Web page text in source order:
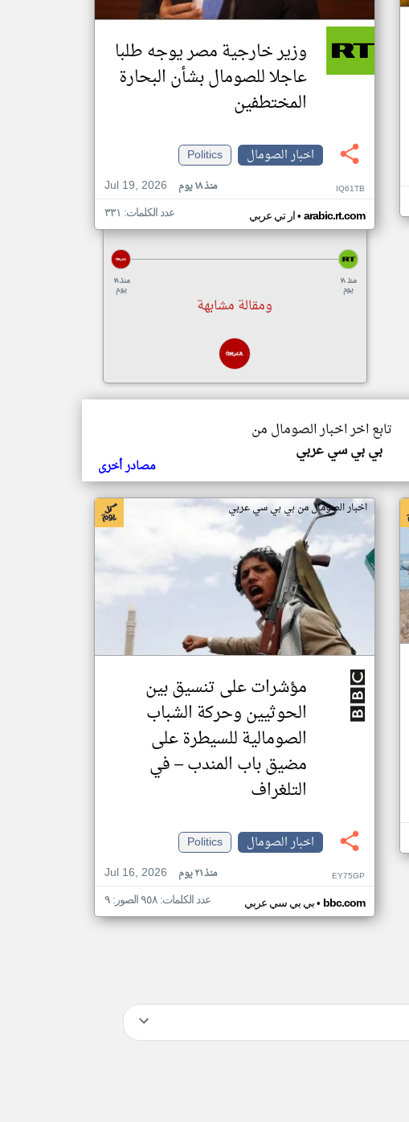
وزير خارجية مصر يوجه طلبا
عاجلا للصومال بشأن البحارة
المختطفين
اخبار الصومال
Politics
Jul 19, 2026
منذ ١٨ يوم IQ61TB
ار تي عربي• arabic.rt.com عدد الكلمات: ٣٣١
منذ ١٨
يوم
منذ ١٨
يوم
ومقالة مشابهة
تابع اخر اخبار الصومال من
بي بي سي عربي
مصادر أخرى
اخبار الصومال من بي بي سي عربي
مؤشرات على تنسيق بين
الحوثيين وحركة الشباب
الصومالية للسيطرة على
مضيق باب المندب – في
التلغراف
اخبار الصومال
Politics
Jul 16, 2026
منذ ٢١ يوم EY75GP
بي بي سي عربي• bbc.com عدد الكلمات: ٩٥٨ الصور: ٩